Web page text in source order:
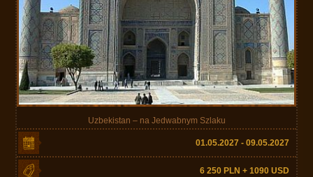
Uzbekistan – na Jedwabnym Szlaku
01.05.2027 - 09.05.2027
6 250 PLN + 1090 USD